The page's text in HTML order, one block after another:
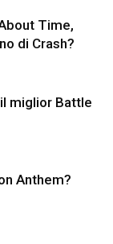
Time,
di Crash?
miglior Battle
Anthem?